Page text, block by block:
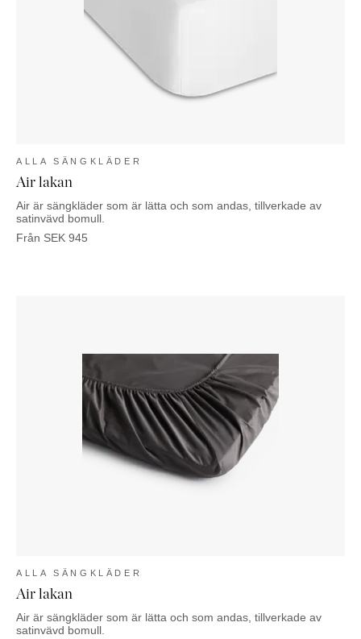
ALLA SÄNGKLÄDER
Air lakan
Air är sängkläder som är lätta och som andas, tillverkade av
satinvävd bomull.
Från SEK 945
ALLA SÄNGKLÄDER
Air lakan
Air är sängkläder som är lätta och som andas, tillverkade av
satinvävd bomull.